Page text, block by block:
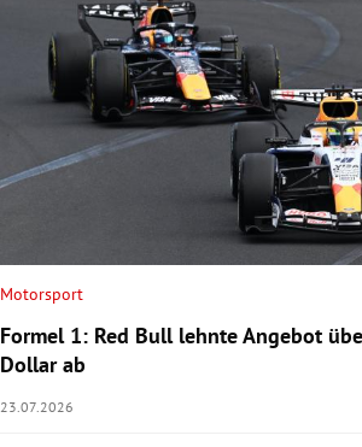
Motorsport
Formel 1: Red Bull lehnte Angebot
Dollar ab
23.07.2026